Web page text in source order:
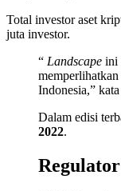
Total investor aset
juta investor.
“ Landscape ini
Indonesia,”
Dalam edisi
2022.